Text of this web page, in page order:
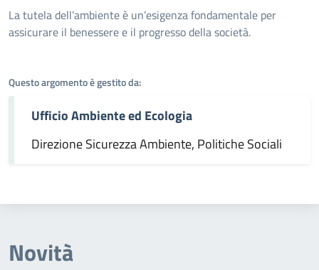
Dettagli dell'argomento
La tutela dell’ambiente è un’esigenza fondamentale per
assicurare il benessere e il progresso della società.
Questo argomento è gestito da:
Ufficio Ambiente ed Ecologia
Direzione Sicurezza Ambiente, Politiche Sociali
Novità